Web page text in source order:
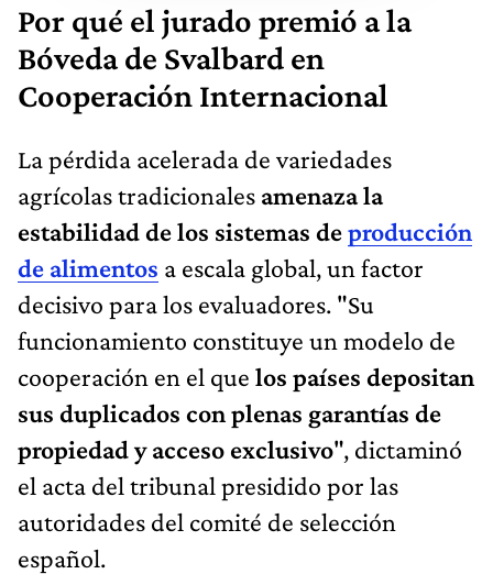
Por qué el jurado premió a la
Bóveda de Svalbard en
Cooperación Internacional
La pérdida acelerada de variedades
agrícolas tradicionales amenaza la
estabilidad de los sistemas deproducción
de alimentos a escala global, un factor
decisivo para los evaluadores. "Su
funcionamiento constituye un modelo de
cooperación en el que los países depositan
sus duplicados con plenas garantías de
propiedad y acceso exclusivo", dictaminó
el acta del tribunal presidido por las
autoridades del comité de selección
español.